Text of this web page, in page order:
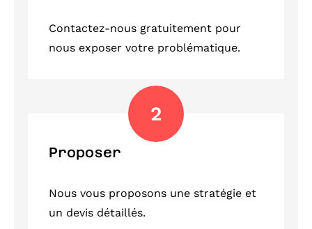
Contactez-nous gratuitement pour
nous exposer votre problématique.
2
Proposer
Nous vous proposons une stratégie et
un devis détaillés.